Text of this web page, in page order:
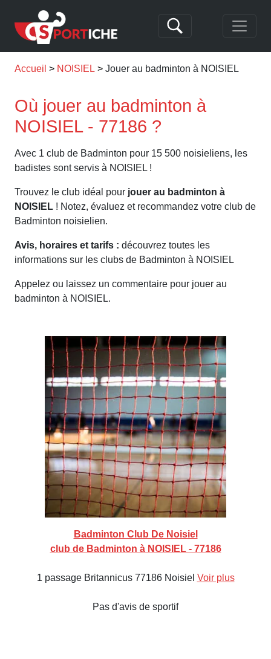
Accueil NOISIEL Jouer au badminton à NOISIEL
Où jouer au badminton à
NOISIEL - 77186 ?
Avec 1 club de Badminton pour 15 500 noisieliens, les
badistes sont servis à NOISIEL !
Trouvez le club idéal pour jouer au badminton à
NOISIEL ! Notez, évaluez et recommandez votre club de
Badminton noisielien.
Avis, horaires et tarifs : découvrez toutes les
informations sur les clubs de Badminton à NOISIEL
Appelez ou laissez un commentaire pour jouer au
badminton à NOISIEL.
Badminton Club De Noisiel
club de Badminton à NOISIEL - 77186
1 passage Britannicus 77186 Noisiel Voir plus
Pas d'avis de sportif